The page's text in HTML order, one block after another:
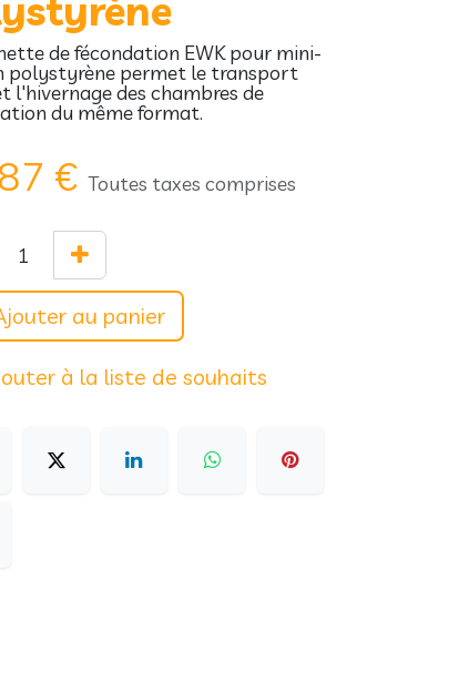
de fécondation EWK pour mini-
polystyrène permet le transport
l'hivernage des chambres de
du même format.
€ Toutes taxes comprises
au panier
à la liste de souhaits